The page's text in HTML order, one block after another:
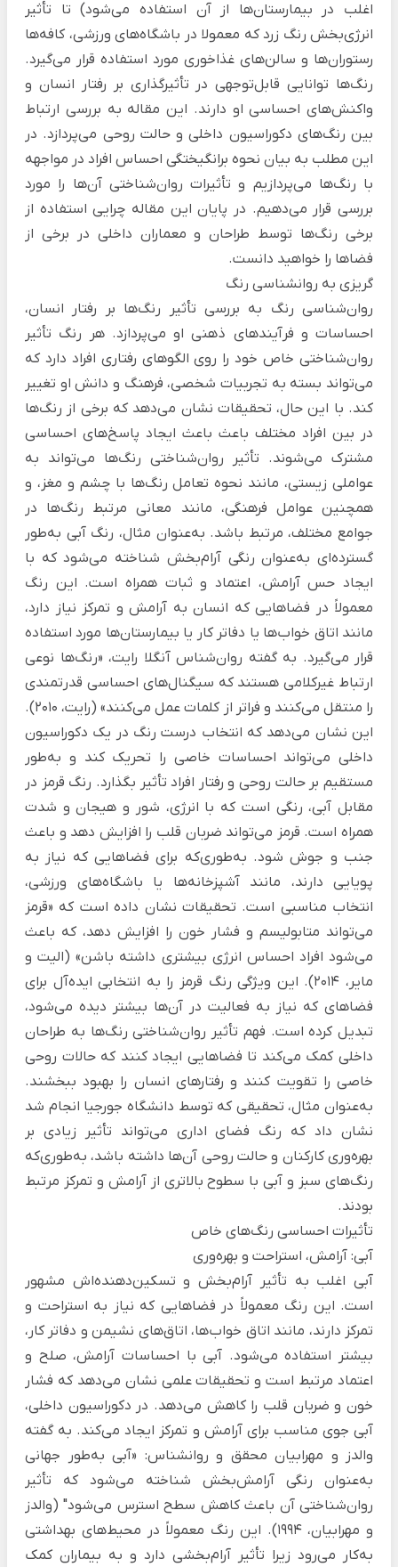
اغلب در بیمارستان‌ها از آن استفاده می‌شود) تا تأثیر
انرژی‌بخش رنگ زرد که معمولا در باشگاه‌های ورزشی، کافه‌ها
رستوران‌ها و سالن‌های غذاخوری مورد استفاده قرار می‌گیرد.
رنگ‌ها توانایی قابل‌توجهی در تأثیرگذاری بر رفتار انسان و
واکنش‌های احساسی او دارند. این مقاله به بررسی ارتباط
بین رنگ‌های دکوراسیون داخلی و حالت روحی می‌پردازد. در
این مطلب به بیان نحوه برانگیختگی احساس افراد در مواجهه
با رنگ‌ها می‌پردازیم و تأثیرات روان‌شناختی آن‌ها را مورد
بررسی قرار می‌دهیم. در پایان این مقاله چرایی استفاده از
برخی رنگ‌ها توسط طراحان و معماران داخلی در برخی از
فضاها را خواهید دانست.
گریزی به روانشناسی رنگ
روان‌شناسی رنگ به بررسی تأثیر رنگ‌ها بر رفتار انسان،
احساسات و فرآیندهای ذهنی او می‌پردازد. هر رنگ تأثیر
روان‌شناختی خاص خود را روی الگوهای رفتاری افراد دارد که
می‌تواند بسته به تجربیات شخصی، فرهنگ و دانش او تغییر
کند. با این حال، تحقیقات نشان می‌دهد که برخی از رنگ‌ها
در بین افراد مختلف باعث باعث ایجاد پاسخ‌های احساسی
مشترک می‌شوند. تأثیر روان‌شناختی رنگ‌ها می‌تواند به
عواملی زیستی، مانند نحوه تعامل رنگ‌ها با چشم و مغز، و
همچنین عوامل فرهنگی، مانند معانی مرتبط رنگ‌ها در
جوامع مختلف، مرتبط باشد. به‌عنوان مثال، رنگ آبی به‌طور
گسترده‌ای به‌عنوان رنگی آرام‌بخش شناخته می‌شود که با
ایجاد حس آرامش، اعتماد و ثبات همراه است. این رنگ
معمولاً در فضاهایی که انسان به آرامش و تمرکز نیاز دارد،
مانند اتاق خواب‌ها یا دفاتر کار یا بیمارستان‌ها مورد استفاده
قرار می‌گیرد. به گفته روان‌شناس آنگلا رایت، «رنگ‌ها نوعی
ارتباط غیرکلامی هستند که سیگنال‌های احساسی قدرتمندی
را منتقل می‌کنند و فراتر از کلمات عمل می‌کنند» (رایت، 2010).
این نشان می‌دهد که انتخاب درست رنگ در یک دکوراسیون
داخلی می‌تواند احساسات خاصی را تحریک کند و به‌طور
مستقیم بر حالت روحی و رفتار افراد تأثیر بگذارد. رنگ قرمز در
مقابل آبی، رنگی است که با انرژی، شور و هیجان و شدت
همراه است. قرمز می‌تواند ضربان قلب را افزایش دهد و باعث
جنب و جوش شود. به‌طوری‌که برای فضاهایی که نیاز به
پویایی دارند، مانند آشپزخانه‌ها یا باشگاه‌های ورزشی،
انتخاب مناسبی است. تحقیقات نشان داده است که «قرمز
می‌تواند متابولیسم و فشار خون را افزایش دهد، که باعث
می‌شود افراد احساس انرژی بیشتری داشته باشن» (الیت و
مایر، 2014). این ویژگی رنگ قرمز را به انتخابی ایده‌آل برای
فضاهای که نیاز به فعالیت در آن‌ها بیشتر دیده می‌شود،
تبدیل کرده است. فهم تأثیر روان‌شناختی رنگ‌ها به طراحان
داخلی کمک می‌کند تا فضاهایی ایجاد کنند که حالات روحی
خاصی را تقویت کنند و رفتارهای انسان را بهبود ببخشند.
به‌عنوان مثال، تحقیقی که توسط دانشگاه جورجیا انجام شد
نشان داد که رنگ فضای اداری می‌تواند تأثیر زیادی بر
بهره‌وری کارکنان و حالت روحی آن‌ها داشته باشد، به‌طوری‌که
رنگ‌های سبز و آبی با سطوح بالاتری از آرامش و تمرکز مرتبط
بودند.
تأثیرات احساسی رنگ‌های خاص
آبی: آرامش، استراحت و بهره‌وری
آبی اغلب به تأثیر آرام‌بخش و تسکین‌دهنده‌اش مشهور
است. این رنگ معمولاً در فضاهایی که نیاز به استراحت و
تمرکز دارند، مانند اتاق خواب‌ها، اتاق‌های نشیمن و دفاتر کار،
بیشتر استفاده می‌شود. آبی با احساسات آرامش، صلح و
اعتماد مرتبط است و تحقیقات علمی نشان می‌دهد که فشار
خون و ضربان قلب را کاهش می‌دهد. در دکوراسیون داخلی،
آبی جوی مناسب برای آرامش و تمرکز ایجاد می‌کند. به گفته
والدز و مهرابیان محقق و روانشناس: «آبی به‌طور جهانی
به‌عنوان رنگی آرامش‌بخش شناخته می‌شود که تأثیر
روان‌شناختی آن باعث کاهش سطح استرس می‌شود" (والدز
و مهرابیان، 1994). این رنگ معمولاً در محیط‌های بهداشتی
به‌کار می‌رود زیرا تأثیر آرام‌بخشی دارد و به بیماران کمک